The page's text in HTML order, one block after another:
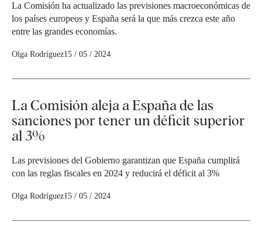
La Comisión ha actualizado las previsiones macroeconómicas de
los países europeos y España será la que más crezca este año
entre las grandes economías.
Olga Rodríguez15 / 05 / 2024
La Comisión aleja a España de las
sanciones por tener un déficit superior
al 3%
Las previsiones del Gobierno garantizan que España cumplirá
con las reglas fiscales en 2024 y reducirá el déficit al 3%
Olga Rodríguez15 / 05 / 2024